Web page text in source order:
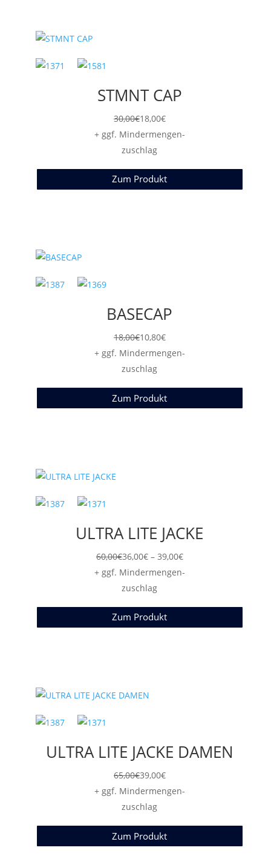
STMNT CAP
30,00€18,00€
+ ggf. Mindermengen-
zuschlag
Zum Produkt
BASECAP
18,00€10,80€
+ ggf. Mindermengen-
zuschlag
Zum Produkt
ULTRA LITE JACKE
60,00€36,00€ – 39,00€Preisspanne:
36,00€
+ ggf. Mindermengen-
zuschlag
Zum Produkt
ULTRA LITE JACKE DAMEN
65,00€39,00€
+ ggf. Mindermengen-
zuschlag
Zum Produkt